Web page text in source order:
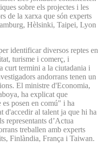
sobre els projectes i les
de la xarxa que són experts
Hèlsinki, Taipei, Lyon
identificar diversos reptes en
turisme i comerç, i
curt termini a la ciutadania i
andorrans tenen un
El ministre d'Economia,
ha explicat que
posen en comú" i ha
d'accedir al talent ja que hi ha
representants d’Actua
treballen amb experts
Finlàndia, França i Taiwan.